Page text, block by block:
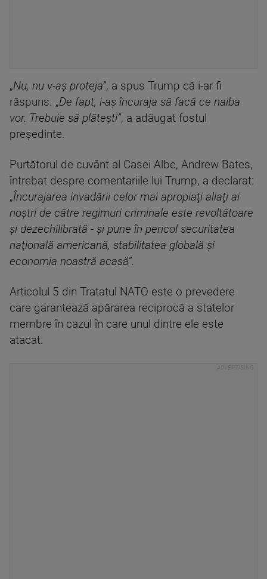
„Nu, nu v-aş proteja”, a spus Trump că i-ar fi
răspuns. „De fapt, i-aş încuraja să facă ce naiba
vor. Trebuie să plăteşti”, a adăugat fostul
preşedinte.
Purtătorul de cuvânt al Casei Albe, Andrew Bates,
întrebat despre comentariile lui Trump, a declarat:
„Încurajarea invadării celor mai apropiaţi aliaţi ai
noştri de către regimuri criminale este revoltătoare
şi dezechilibrată - şi pune în pericol securitatea
naţională americană, stabilitatea globală şi
economia noastră acasă”.
Articolul 5 din Tratatul NATO este o prevedere
care garantează apărarea reciprocă a statelor
membre în cazul în care unul dintre ele este
atacat.